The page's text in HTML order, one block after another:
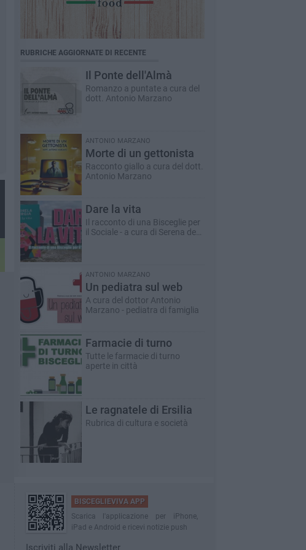
RUBRICHE AGGIORNATE DI RECENTE
Il Ponte dell'Almà
Romanzo a puntate a cura del
dott. Antonio Marzano
ANTONIO MARZANO
Morte di un gettonista
Racconto giallo a cura del dott.
Antonio Marzano
Dare la vita
Il racconto di una Bisceglie per
il Sociale - a cura di Serena de
ANTONIO MARZANO
Un pediatra sul web
A cura del dottor Antonio
Marzano - pediatra di famiglia
Farmacie di turno
Tutte le farmacie di turno
aperte in città
Le ragnatele di Ersilia
Rubrica di cultura e società
BISCEGLIEVIVA APP
Scarica l'applicazione per iPhone,
iPad e Android e ricevi notizie push
Iscriviti alla Newsletter